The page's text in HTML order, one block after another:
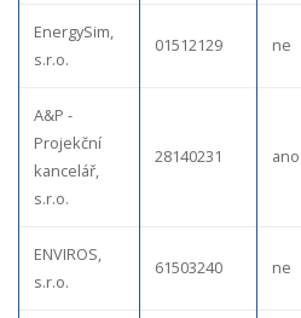
EnergySim,
s.r.o.
01512129 ne
A&P -
Projekční
kancelář,
s.r.o.
28140231 ano
ENVIROS,
s.r.o.
61503240 ne